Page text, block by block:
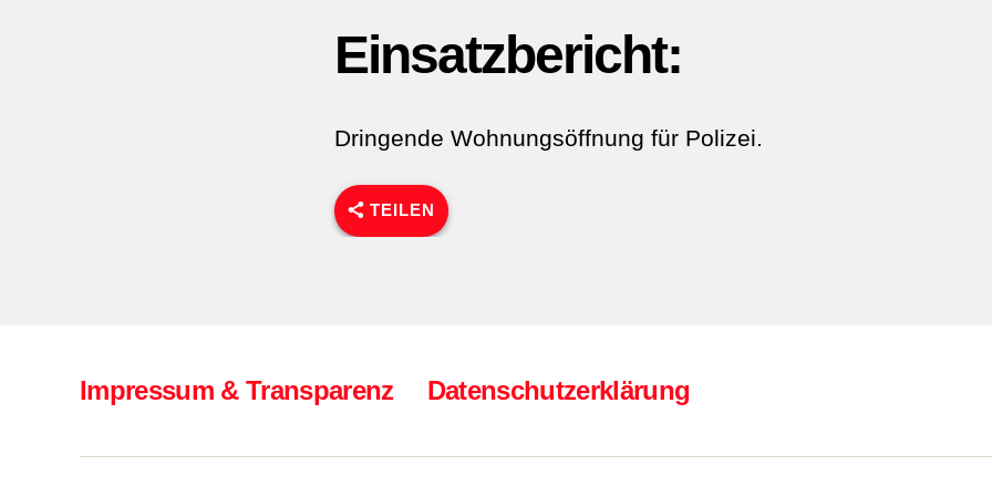
Einsatzbericht:
Dringende Wohnungsöffnung für Polizei.
TEILEN
Impressum & Transparenz Datenschutzerklärung